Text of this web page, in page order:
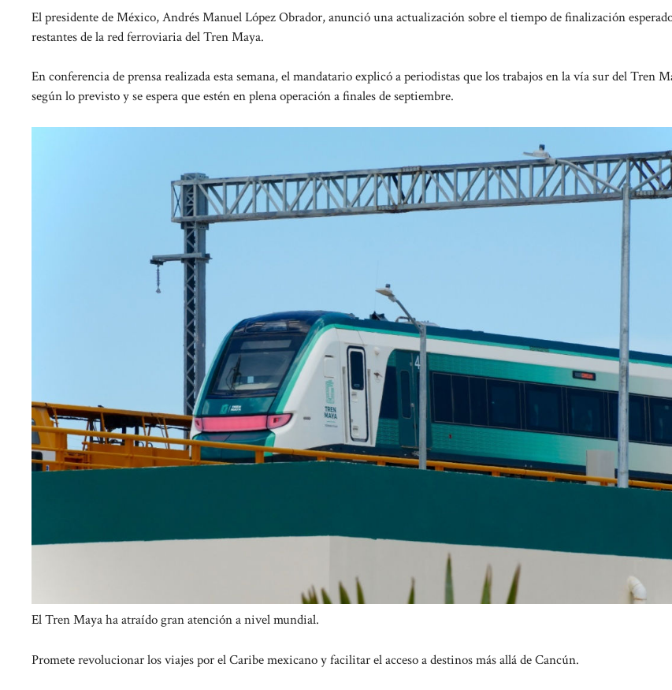
El presidente de México, Andrés Manuel López Obrador, anunció una actualización sobre el tiempo de finalización
restantes de la red ferroviaria del Tren Maya.
En conferencia de prensa realizada esta semana, el mandatario explicó a periodistas que los trabajos en la vía sur del Tren
según lo previsto y se espera que estén en plena operación a finales de septiembre.
El Tren Maya ha atraído gran atención a nivel mundial.
Promete revolucionar los viajes por el Caribe mexicano y facilitar el acceso a destinos más allá de Cancún.